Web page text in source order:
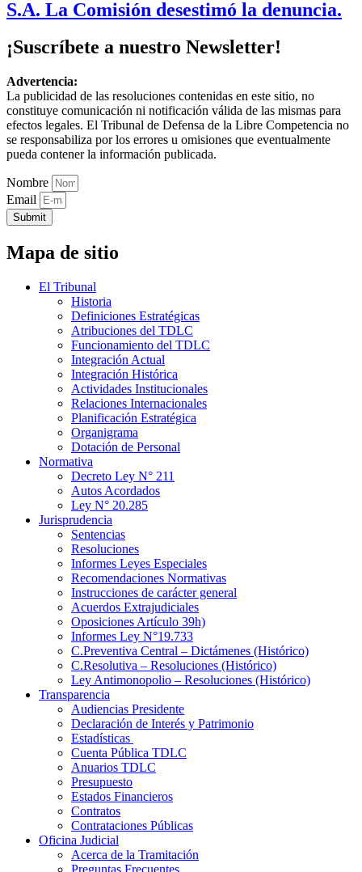
S.A. La Comisión desestimó la denuncia.
¡Suscríbete a nuestro Newsletter!
Advertencia:
La publicidad de las resoluciones contenidas en este sitio, no
constituye comunicación ni notificación válida de las mismas para
efectos legales. El Tribunal de Defensa de la Libre Competencia no
se responsabiliza por los errores u omisiones que eventualmente
pueda contener la información publicada.
Nombre
Email
Submit
Mapa de sitio
El Tribunal
Historia
Definiciones Estratégicas
Atribuciones del TDLC
Funcionamiento del TDLC
Integración Actual
Integración Histórica
Actividades Institucionales
Relaciones Internacionales
Planificación Estratégica
Organigrama
Dotación de Personal
Normativa
Decreto Ley N° 211
Autos Acordados
Ley N° 20.285
Jurisprudencia
Sentencias
Resoluciones
Informes Leyes Especiales
Recomendaciones Normativas
Instrucciones de carácter general
Acuerdos Extrajudiciales
Oposiciones Artículo 39h)
Informes Ley N°19.733
C.Preventiva Central – Dictámenes (Histórico)
C.Resolutiva – Resoluciones (Histórico)
Ley Antimonopolio – Resoluciones (Histórico)
Transparencia
Audiencias Presidente
Declaración de Interés y Patrimonio
Estadísticas
Cuenta Pública TDLC
Anuarios TDLC
Presupuesto
Estados Financieros
Contratos
Contrataciones Públicas
Oficina Judicial
Acerca de la Tramitación